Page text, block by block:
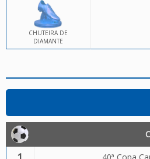
CHUTEIRA DE
DIAMANTE